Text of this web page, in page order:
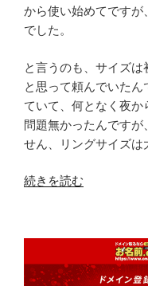
から使い始めてですが
でした。
と言うのも、サイズ
と思って頼んでいた
ていて、何となく夜か
問題無かったんですが
せん、リングサイズは
“OURA
カ
ド
続きを読む